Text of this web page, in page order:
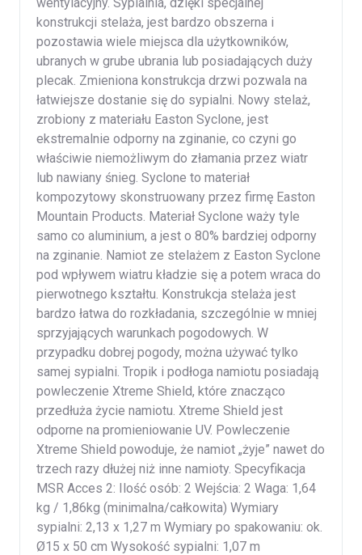
konstrukcji stelaża, jest bardzo obszerna i
pozostawia wiele miejsca dla użytkowników,
ubranych w grube ubrania lub posiadających duży
plecak. Zmieniona konstrukcja drzwi pozwala na
łatwiejsze dostanie się do sypialni. Nowy stelaż,
zrobiony z materiału Easton Syclone, jest
ekstremalnie odporny na zginanie, co czyni go
właściwie niemożliwym do złamania przez wiatr
lub nawiany śnieg. Syclone to materiał
kompozytowy skonstruowany przez firmę Easton
Mountain Products. Materiał Syclone waży tyle
samo co aluminium, a jest o 80% bardziej odporny
na zginanie. Namiot ze stelażem z Easton Syclone
pod wpływem wiatru kładzie się a potem wraca do
pierwotnego kształtu. Konstrukcja stelaża jest
bardzo łatwa do rozkładania, szczególnie w mniej
sprzyjających warunkach pogodowych. W
przypadku dobrej pogody, można używać tylko
samej sypialni. Tropik i podłoga namiotu posiadają
powleczenie Xtreme Shield, które znacząco
przedłuża życie namiotu. Xtreme Shield jest
odporne na promieniowanie UV. Powleczenie
Xtreme Shield powoduje, że namiot „żyje” nawet do
trzech razy dłużej niż inne namioty. Specyfikacja
MSR Acces 2: Ilość osób: 2 Wejścia: 2 Waga: 1,64
kg / 1,86kg (minimalna/całkowita) Wymiary
sypialni: 2,13 x 1,27 m Wymiary po spakowaniu: ok.
Ø15 x 50 cm Wysokość sypialni: 1,07 m